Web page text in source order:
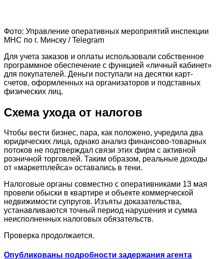
Фото: Управление оперативных мероприятий инспекции
МНС по г. Минску / Telegram
Для учета заказов и оплаты использовали собственное
программное обеспечение с функцией «личный кабинет»
для покупателей. Деньги поступали на десятки карт-
счетов, оформленных на организаторов и подставных
физических лиц.
Схема ухода от налогов
Чтобы вести бизнес, пара, как положено, учредила два
юридических лица, однако анализ финансово-товарных
потоков не подтверждал связи этих фирм с активной
розничной торговлей. Таким образом, реальные доходы
от «маркетплейса» оставались в тени.
Налоговые органы совместно с оперативниками 13 мая
провели обыски в квартире и объекте коммерческой
недвижимости супругов. Изъяты доказательства,
устанавливаются точный период нарушения и сумма
неисполненных налоговых обязательств.
Проверка продолжается.
Опубликованы подробности задержания агента